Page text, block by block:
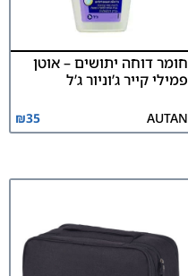
חומר דוחה יתושים – אוטן
פמילי קייר ג’וניור ג’ל
AUTAN
₪35